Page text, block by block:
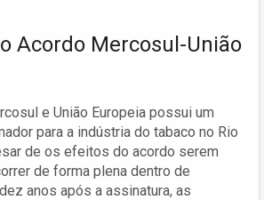
Acordo Mercosul-União
e União Europeia possui um
para a indústria do tabaco no Rio
de os efeitos do acordo serem
de forma plena dentro de
anos após a assinatura, as